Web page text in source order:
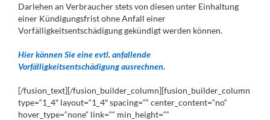
Darlehen an Verbraucher stets von diesen unter Einhaltung
einer Kündigungsfrist ohne Anfall einer
Vorfälligkeitsentschädigung gekündigt werden können.
Hier können Sie eine evtl. anfallende
Vorfälligkeitsentschädigung ausrechnen.
[/fusion_text][/fusion_builder_column][fusion_builder_column
type=“1_4″ layout=“1_4″ spacing=““ center_content=“no“
hover_type=“none“ link=““ min_height=““